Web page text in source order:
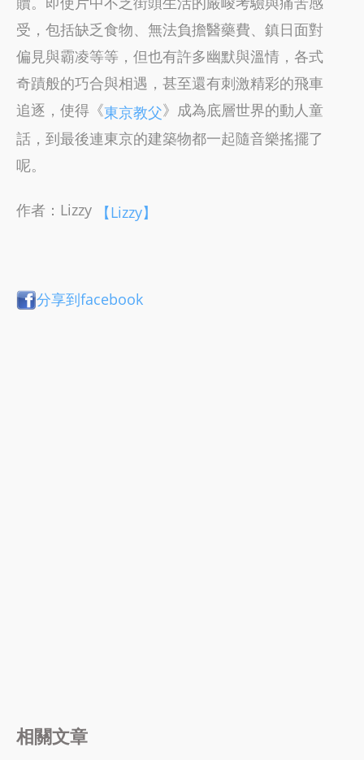
受，包括缺乏食物、無法負擔醫藥費、鎮日面對
偏見與霸凌等等，但也有許多幽默與溫情，各式
奇蹟般的巧合與相遇，甚至還有刺激精彩的飛車
追逐，使得《東京教父》成為底層世界的動人童
話，到最後連東京的建築物都一起隨音樂搖擺了
呢。
作者：Lizzy 【Lizzy】
分享到facebook
相關文章